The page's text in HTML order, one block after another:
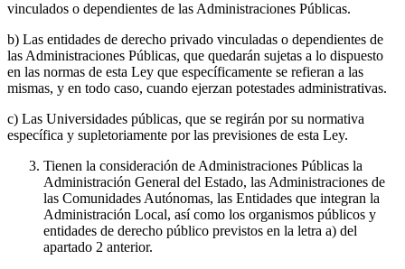
vinculados o dependientes de las Administraciones Públicas.
b) Las entidades de derecho privado vinculadas o dependientes de
las Administraciones Públicas, que quedarán sujetas a lo dispuesto
en las normas de esta Ley que específicamente se refieran a las
mismas, y en todo caso, cuando ejerzan potestades administrativas.
c) Las Universidades públicas, que se regirán por su normativa
específica y supletoriamente por las previsiones de esta Ley.
Tienen la consideración de Administraciones Públicas la
Administración General del Estado, las Administraciones de
las Comunidades Autónomas, las Entidades que integran la
Administración Local, así como los organismos públicos y
entidades de derecho público previstos en la letra a) del
apartado 2 anterior.